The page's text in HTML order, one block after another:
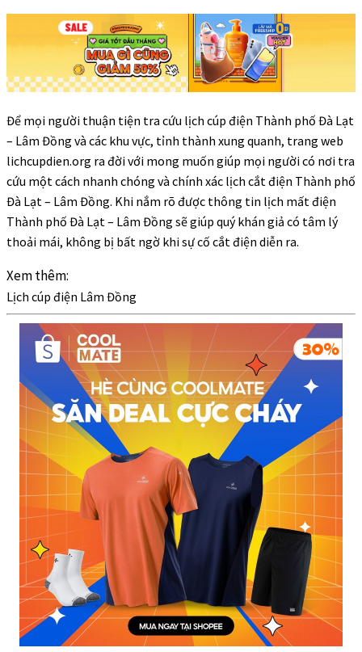
Để mọi người thuận tiện tra cứu lịch cúp điện Thành phố Đà Lạt
– Lâm Đồng và các khu vực, tỉnh thành xung quanh, trang web
lichcupdien.org ra đời với mong muốn giúp mọi người có nơi tra
cứu một cách nhanh chóng và chính xác lịch cắt điện Thành phố
Đà Lạt – Lâm Đồng. Khi nắm rõ được thông tin lịch mất điện
Thành phố Đà Lạt – Lâm Đồng sẽ giúp quý khán giả có tâm lý
thoải mái, không bị bất ngờ khi sự cố cắt điện diễn ra.
Xem thêm:
Lịch cúp điện Lâm Đồng